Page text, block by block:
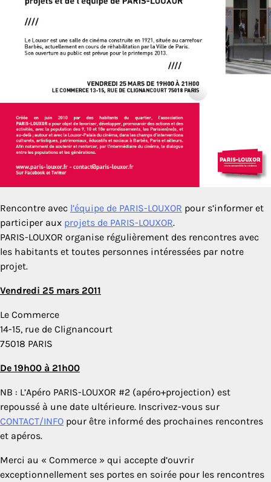
Rencontre avec l’équipe de PARIS-LOUXOR pour s’informer et
participer aux projets de PARIS-LOUXOR.
PARIS-LOUXOR organise régulièrement des rencontres avec
les habitants et toutes personnes intéressées par notre
projet.
Vendredi 25 mars 2011
Le Commerce
14-15, rue de Clignancourt
75018 PARIS
De 19h00 à 21h00
NB : L’Apéro PARIS-LOUXOR #2 (apéro+projection) est
repoussé à une date ultérieure. Inscrivez-vous sur
CONTACT/INFO pour être informé des prochaines rencontres
et apéros.
Merci au « Commerce » qui accepte d’ouvrir
exceptionnellement ses portes en soirée pour les rencontres